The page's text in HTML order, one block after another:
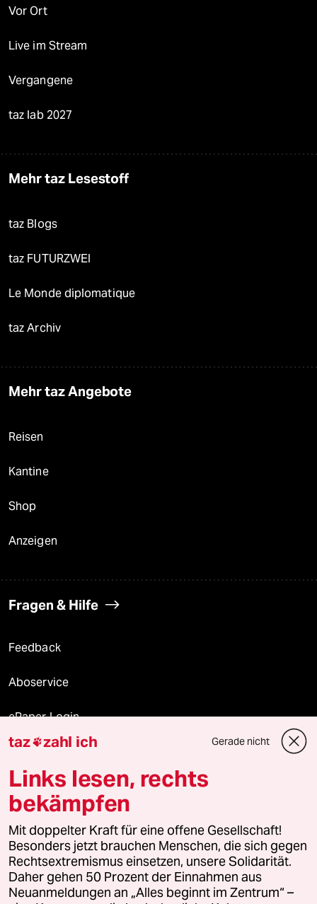
Vor Ort
Live im Stream
Vergangene
taz lab 2027
Mehr taz Lesestoff
taz Blogs
taz FUTURZWEI
Le Monde diplomatique
taz Archiv
Mehr taz Angebote
Reisen
Kantine
Shop
Anzeigen
Fragen & Hilfe
Feedback
Aboservice
ePaper Login
Downloads für Abonnierende
© 2026 taz Verlags und Vertriebs GmbH
Alle Rechte vorbehalten. Bei rechtlichen Fragen oder für Genehmigungen
wenden Sie sich bitte an
lizenzen@taz.de
Feedback Redaktionsstatut Kommune-Richtlinien
taz zahl ich Gerade nicht
Links lesen, rechts
bekämpfen
Mit doppelter Kraft für eine offene Gesellschaft!
Besonders jetzt brauchen Menschen, die sich gegen
Rechtsextremismus einsetzen, unsere Solidarität.
Daher gehen 50 Prozent der Einnahmen aus
Neuanmeldungen an „Alles beginnt im Zentrum“ –